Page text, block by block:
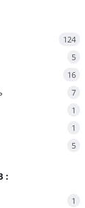
124
5
16
7
1
1
5
:
1